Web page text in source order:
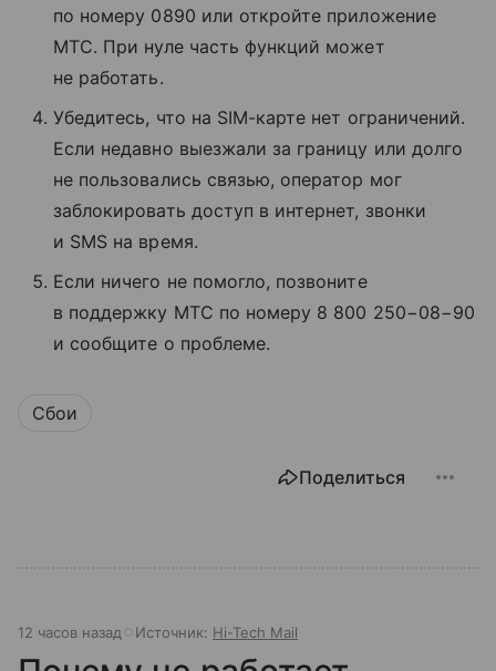
по номеру 0890 или откройте приложение
МТС. При нуле часть функций может
не работать.
Убедитесь, что на SIM-карте нет ограничений.
Если недавно выезжали за границу или долго
не пользовались связью, оператор мог
заблокировать доступ в интернет, звонки
и SMS на время.
Если ничего не помогло, позвоните
в поддержку МТС по номеру 8 800 250−08−90
и сообщите о проблеме.
Сбои
Поделиться
12 часов назад Источник: Hi-Tech Mail